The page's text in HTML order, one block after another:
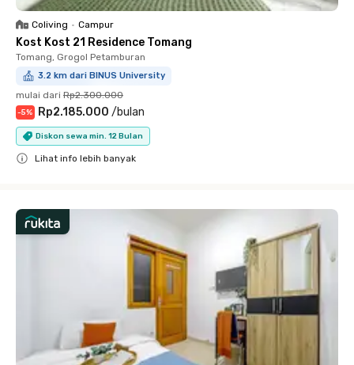
Coliving • Campur
Kost Kost 21 Residence Tomang
Tomang, Grogol Petamburan
3.2 km dari BINUS University
mulai dari Rp2.300.000
-5% Rp2.185.000 /bulan
Diskon sewa min. 12 Bulan
Lihat info lebih banyak